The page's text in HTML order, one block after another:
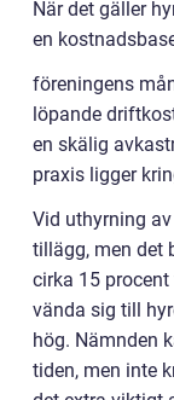
När det gäller
en
föreningens
löpande
en skälig
praxis ligger
Vid uthyrning
tillägg, men det
cirka 15
vända sig till
hög. Nämnden
tiden, men inte